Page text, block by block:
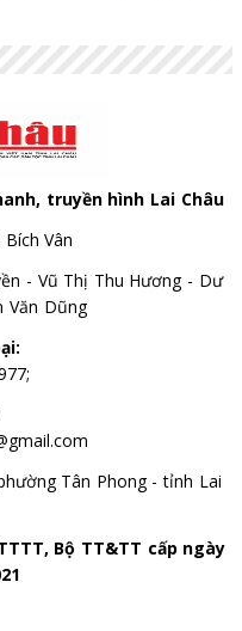
truyền hình Lai Châu
Vân
- Vũ Thị Thu Hương - Dư
Văn Dũng
Tân Phong - tỉnh Lai
Bộ TT&TT cấp ngày